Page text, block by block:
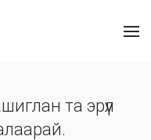
та эрүүл